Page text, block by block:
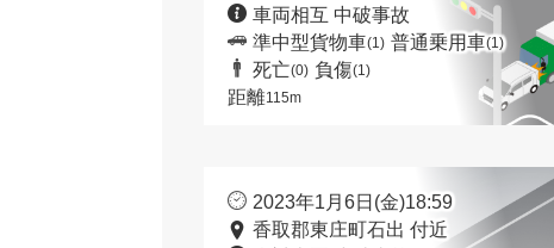
車両相互 中破事故
準中型貨物車(1) 普通乗用車(1)
死亡(0) 負傷(1)
距離115m
2023年1月6日(金)18:59
香取郡東庄町石出 付近